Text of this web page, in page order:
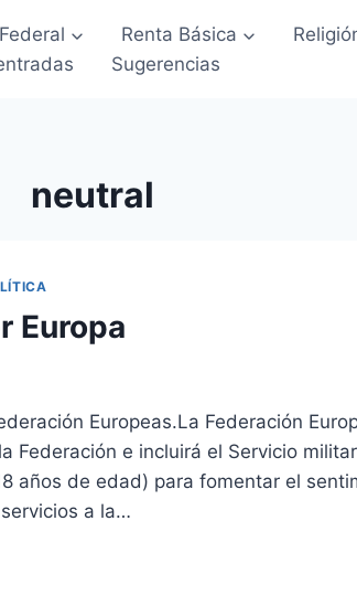
Renta Básica
Sugerencias
neutral
Europa
Europeas.La Federación
Federación e incluirá el Servicio
años de edad) para fomentar el
a la…